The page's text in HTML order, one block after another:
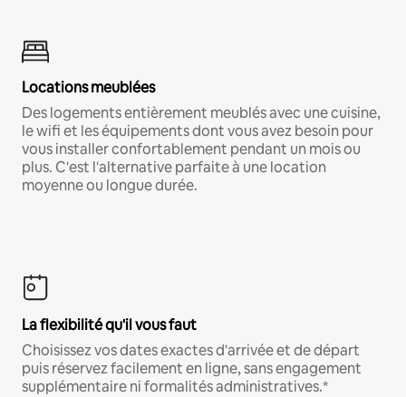
Locations meublées
Des logements entièrement meublés avec une cuisine,
le wifi et les équipements dont vous avez besoin pour
vous installer confortablement pendant un mois ou
plus. C'est l'alternative parfaite à une location
moyenne ou longue durée.
La flexibilité qu'il vous faut
Choisissez vos dates exactes d'arrivée et de départ
puis réservez facilement en ligne, sans engagement
supplémentaire ni formalités administratives.*